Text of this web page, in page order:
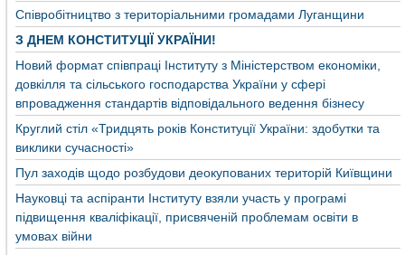
Співробітництво з територіальними громадами Луганщини
З ДНЕМ КОНСТИТУЦІЇ УКРАЇНИ!
Новий формат співпраці Інституту з Міністерством економіки,
довкілля та сільського господарства України у сфері
впровадження стандартів відповідального ведення бізнесу
Круглий стіл «Тридцять років Конституції України: здобутки та
виклики сучасності»
Пул заходів щодо розбудови деокупованих територій Київщини
Науковці та аспіранти Інституту взяли участь у програмі
підвищення кваліфікації, присвяченій проблемам освіти в
умовах війни